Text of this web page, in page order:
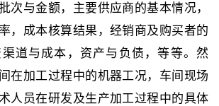
次与金额，主要供应商的基本情况，
，成本核算结果，经销商及购买者的
道与成本，资产与负债，等等。然
在加工过程中的机器工况，车间现场
人员在研发及生产加工过程中的具体